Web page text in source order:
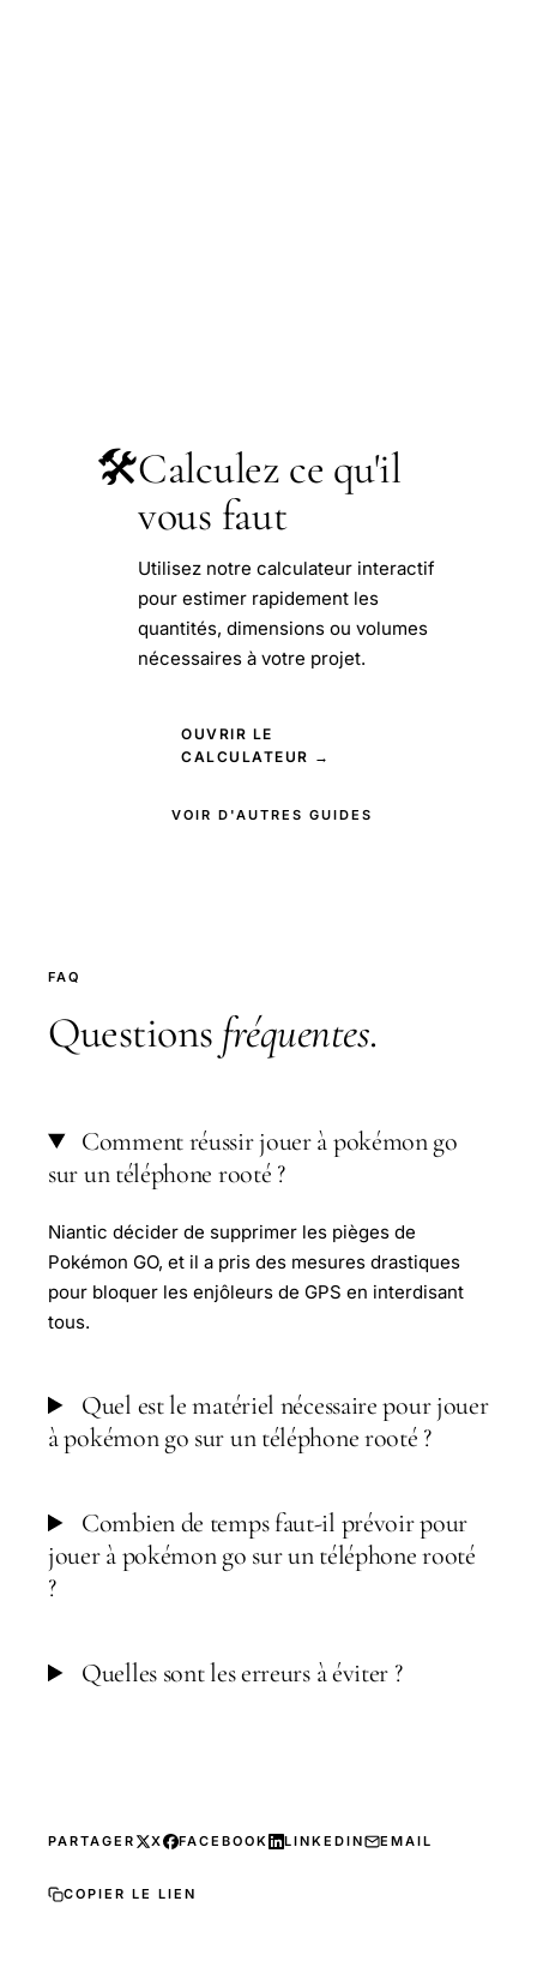
🛠️Calculez ce qu'il
vous faut
Utilisez notre calculateur interactif
pour estimer rapidement les
quantités, dimensions ou volumes
nécessaires à votre projet.
OUVRIR LE
CALCULATEUR →
VOIR D'AUTRES GUIDES
FAQ
Questions fréquentes.
Comment réussir jouer à pokémon go
sur un téléphone rooté ?
Niantic décider de supprimer les pièges de
Pokémon GO, et il a pris des mesures drastiques
pour bloquer les enjôleurs de GPS en interdisant
tous.
Quel est le matériel nécessaire pour jouer
à pokémon go sur un téléphone rooté ?
Combien de temps faut-il prévoir pour
jouer à pokémon go sur un téléphone rooté
?
Quelles sont les erreurs à éviter ?
PARTAGER X FACEBOOK LINKEDIN EMAIL
COPIER LE LIEN